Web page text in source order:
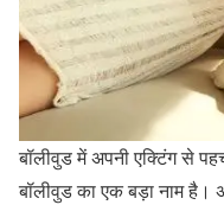
बॉलीवुड में अपनी एक्टिंग से
बॉलीवुड का एक बड़ा नाम है।